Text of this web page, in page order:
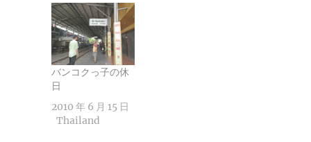
バンコクっ子の休
日
2010 年 6 月 15 日
Thailand